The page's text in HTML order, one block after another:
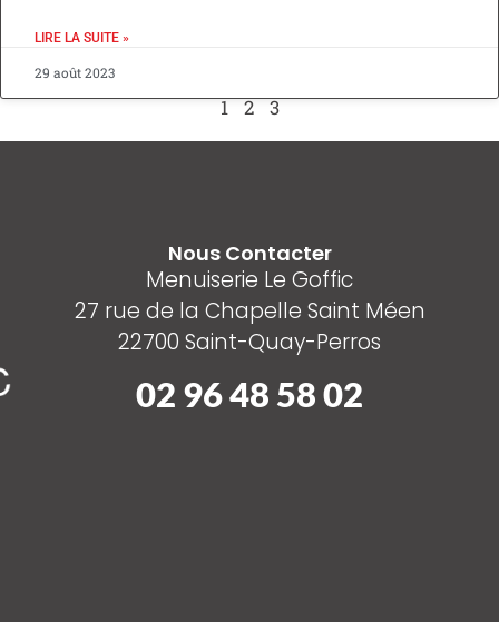
LIRE LA SUITE »
29 août 2023
1 2 3
Nous Contacter
Menuiserie Le Goffic
27 rue de la Chapelle Saint Méen
22700 Saint-Quay-Perros
02 96 48 58 02